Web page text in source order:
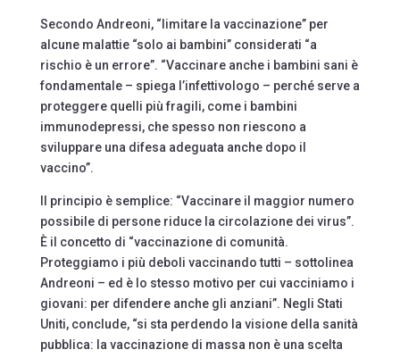
Secondo Andreoni, “limitare la vaccinazione” per
alcune malattie “solo ai bambini” considerati “a
rischio è un errore”. “Vaccinare anche i bambini sani è
fondamentale – spiega l’infettivologo – perché serve a
proteggere quelli più fragili, come i bambini
immunodepressi, che spesso non riescono a
sviluppare una difesa adeguata anche dopo il
vaccino”.
Il principio è semplice: “Vaccinare il maggior numero
possibile di persone riduce la circolazione dei virus”.
È il concetto di “vaccinazione di comunità.
Proteggiamo i più deboli vaccinando tutti – sottolinea
Andreoni – ed è lo stesso motivo per cui vacciniamo i
giovani: per difendere anche gli anziani”. Negli Stati
Uniti, conclude, “si sta perdendo la visione della sanità
pubblica: la vaccinazione di massa non è una scelta